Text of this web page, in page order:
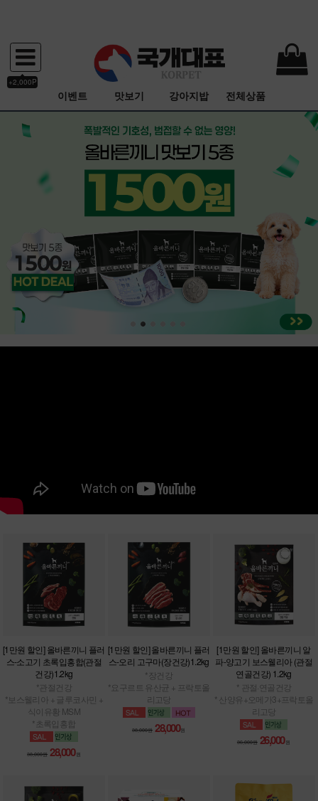
+2,000P
이벤트 맛보기 강아지밥 전체상품
[1만원 할인] 올바른끼니 플러
스-소고기 초록입홍합(관절
건강)1.2kg
*관절건강
*보스웰리아 + 글루코사민 +
식이유황 MSM
*초록입홍합
38,000원 28,000원
[1만원 할인] 올바른끼니 플러
스-오리 고구마(장건강)1.2kg
*장건강
*요구르트 유산균 + 프락토올
리고당
38,000원 28,000원
[1만원 할인] 올바른끼니 알
파-양고기 보스웰리아 (관절
연골건강) 1.2kg
* 관절·연골건강
* 산양유+오메가3+프락토올
리고당
36,000원 26,000 원